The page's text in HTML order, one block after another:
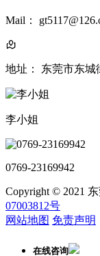
Mail：
地址： 东莞市东城
李小姐
0769-23169942
Copyright © 2021
07003812号
网站地图 免责声明
在线咨询